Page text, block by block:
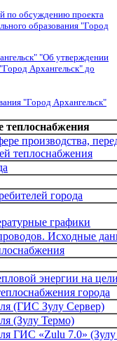
по обсуждению проекта
образования "Город
"Об утверждении
Архангельск" до
"Город Архангельск"
теплоснабжения
производства,
теплоснабжения
города
графики
Исходные
энергии на
города
(ГИС Зулу Сервер)
(Зулу Термо)
ГИС «Zulu 7.0»